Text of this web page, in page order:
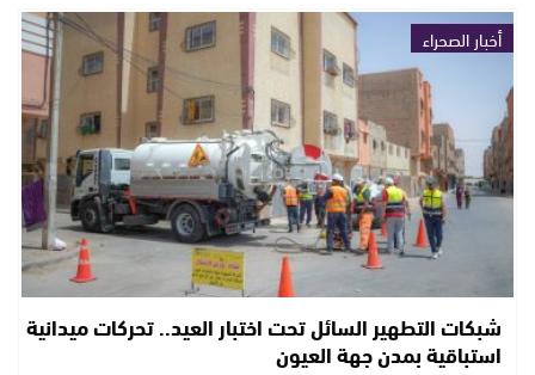
أخبار الصحراء
شبكات التطهير السائل تحت اختبار العيد.. تحركات ميدانية
استباقية بمدن جهة العيون